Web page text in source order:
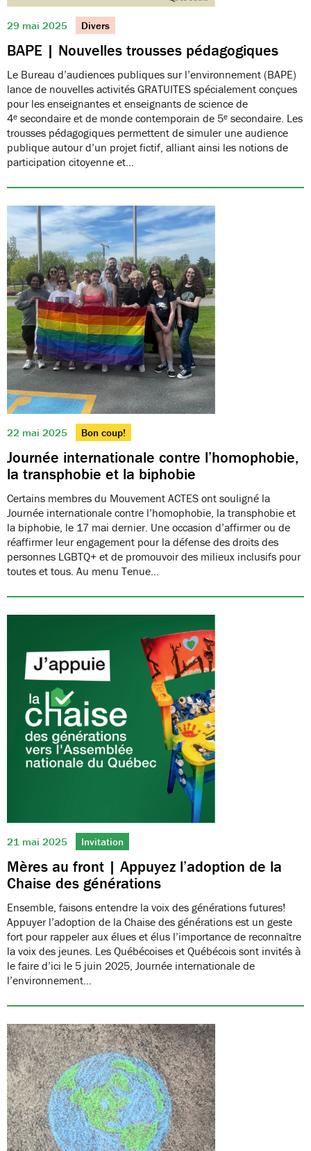
29 mai 2025 Divers
BAPE | Nouvelles trousses pédagogiques
Le Bureau d’audiences publiques sur l’environnement (BAPE)
lance de nouvelles activités GRATUITES spécialement conçues
pour les enseignantes et enseignants de science de
4ᵉ secondaire et de monde contemporain de 5ᵉ secondaire. Les
trousses pédagogiques permettent de simuler une audience
publique autour d’un projet fictif, alliant ainsi les notions de
participation citoyenne et…
22 mai 2025 Bon coup!
Journée internationale contre l’homophobie,
la transphobie et la biphobie
Certains membres du Mouvement ACTES ont souligné la
Journée internationale contre l’homophobie, la transphobie et
la biphobie, le 17 mai dernier. Une occasion d’affirmer ou de
réaffirmer leur engagement pour la défense des droits des
personnes LGBTQ+ et de promouvoir des milieux inclusifs pour
toutes et tous. Au menu Tenue…
21 mai 2025 Invitation
Mères au front | Appuyez l’adoption de la
Chaise des générations
Ensemble, faisons entendre la voix des générations futures!
Appuyer l’adoption de la Chaise des générations est un geste
fort pour rappeler aux élues et élus l’importance de reconnaître
la voix des jeunes. Les Québécoises et Québécois sont invités à
le faire d’ici le 5 juin 2025, Journée internationale de
l’environnement…